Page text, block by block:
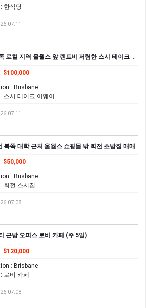
: 한식당
1,269. [NEW]브리즈번 북쪽 로컬 지역 울월스 앞 렌트비 저렴한 스시 테이크 어웨이 집($1,502.57+GST)
: $100,000
: Brisbane
: 스시 테이크 어웨이
북쪽 대학 근처 울월스 쇼핑몰 밖 회전 초밥집 매매
: $50,000
: Brisbane
: 회전 스시집
근방 오피스 로비 카페 (주 5일)
: $120,000
: Brisbane
: 로비 카페